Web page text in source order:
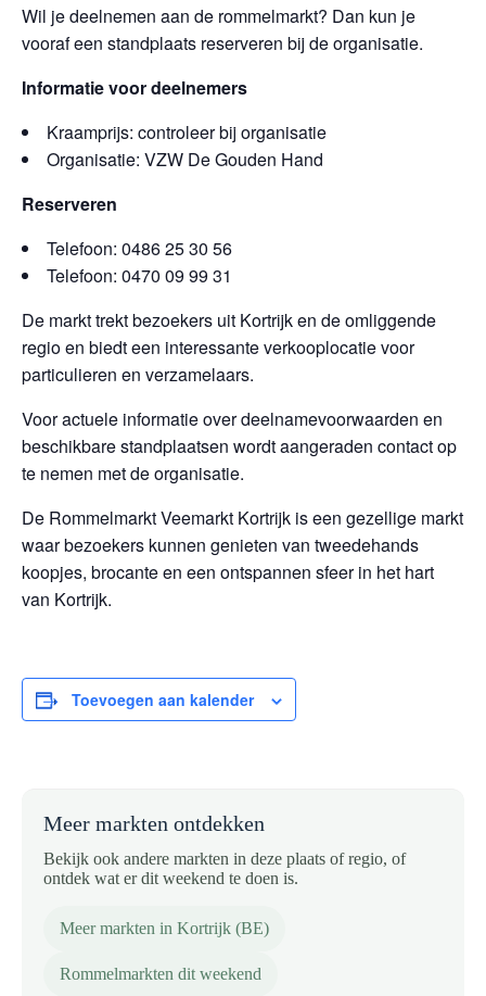
Wil je deelnemen aan de rommelmarkt? Dan kun je
vooraf een standplaats reserveren bij de organisatie.
Informatie voor deelnemers
Kraamprijs: controleer bij organisatie
Organisatie: VZW De Gouden Hand
Reserveren
Telefoon: 0486 25 30 56
Telefoon: 0470 09 99 31
De markt trekt bezoekers uit Kortrijk en de omliggende
regio en biedt een interessante verkooplocatie voor
particulieren en verzamelaars.
Voor actuele informatie over deelnamevoorwaarden en
beschikbare standplaatsen wordt aangeraden contact op
te nemen met de organisatie.
De Rommelmarkt Veemarkt Kortrijk is een gezellige markt
waar bezoekers kunnen genieten van tweedehands
koopjes, brocante en een ontspannen sfeer in het hart
van Kortrijk.
Toevoegen aan kalender
Meer markten ontdekken
Bekijk ook andere markten in deze plaats of regio, of
ontdek wat er dit weekend te doen is.
Meer markten in Kortrijk (BE)
Rommelmarkten dit weekend